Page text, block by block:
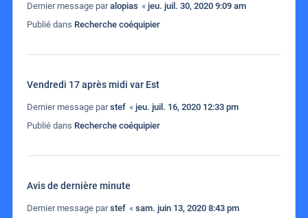
Dernier message paralopias « jeu. juil. 30, 2020 9:09 am
Publié dans Recherche coéquipier
Vendredi 17 après midi var Est
Dernier message parstef « jeu. juil. 16, 2020 12:33 pm
Publié dans Recherche coéquipier
Avis de dernière minute
Dernier message parstef « sam. juin 13, 2020 8:43 pm